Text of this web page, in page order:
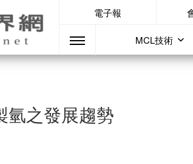
電子報
MCL技術
氫之發展趨勢